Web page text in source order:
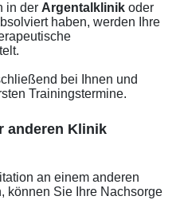
in der Argentalklinik oder
haben, werden Ihre
bei Ihnen und
Trainingstermine.
anderen Klinik
an einem anderen
können Sie Ihre Nachsorge